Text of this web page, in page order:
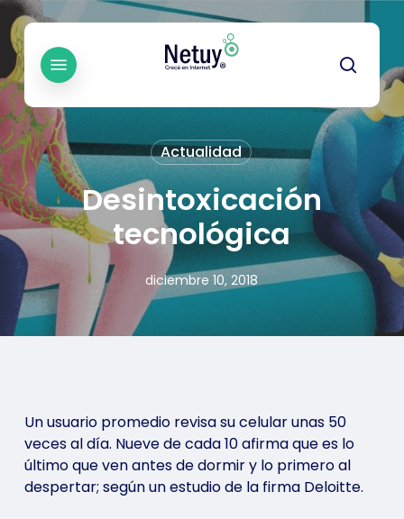
Skip
to
main
content
Menu
Actualidad
Desintoxicación
tecnológica
diciembre 10, 2018
Un usuario promedio revisa su celular unas 50
veces al día. Nueve de cada 10 afirma que es lo
último que ven antes de dormir y lo primero al
despertar; según un estudio de la firma Deloitte.